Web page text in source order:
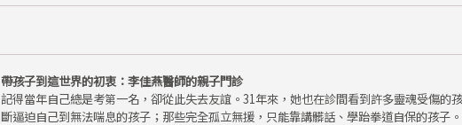
帶孩子到這世界的初衷：李佳燕醫師的親子門診
記得當年自己總是考第一名，卻從此失去友誼。31年來，她也在診間看到許多靈魂受傷的
斷逼迫自己到無法喘息的孩子；那些完全孤立無援，只能靠講髒話、學跆拳道自保的孩子。